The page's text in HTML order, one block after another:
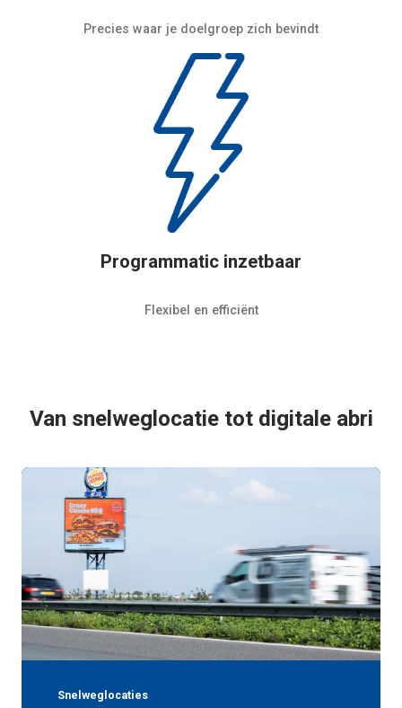
Precies waar je doelgroep zich bevindt
Programmatic inzetbaar
Flexibel en efficiënt
Van snelweglocatie tot digitale abri
Snelweglocaties